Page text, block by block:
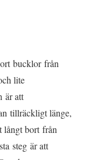
bucklor från
lite
är att
tillräckligt länge,
långt bort från
steg är att